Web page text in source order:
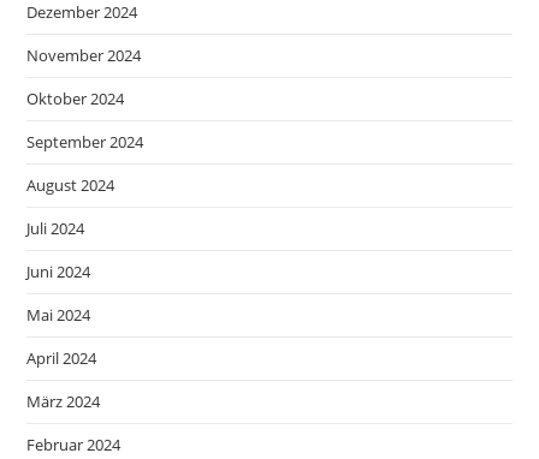
Dezember 2024
November 2024
Oktober 2024
September 2024
August 2024
Juli 2024
Juni 2024
Mai 2024
April 2024
März 2024
Februar 2024